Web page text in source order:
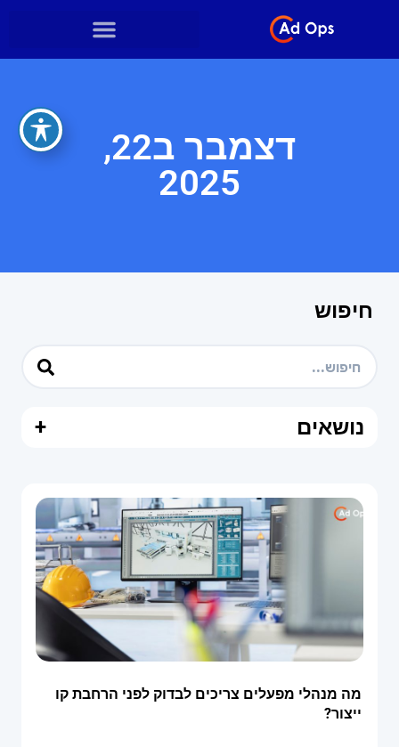
דצמבר ב22,
2025
חיפוש
נושאים +
מה מנהלי מפעלים צריכים לבדוק לפני הרחבת קו
ייצור?